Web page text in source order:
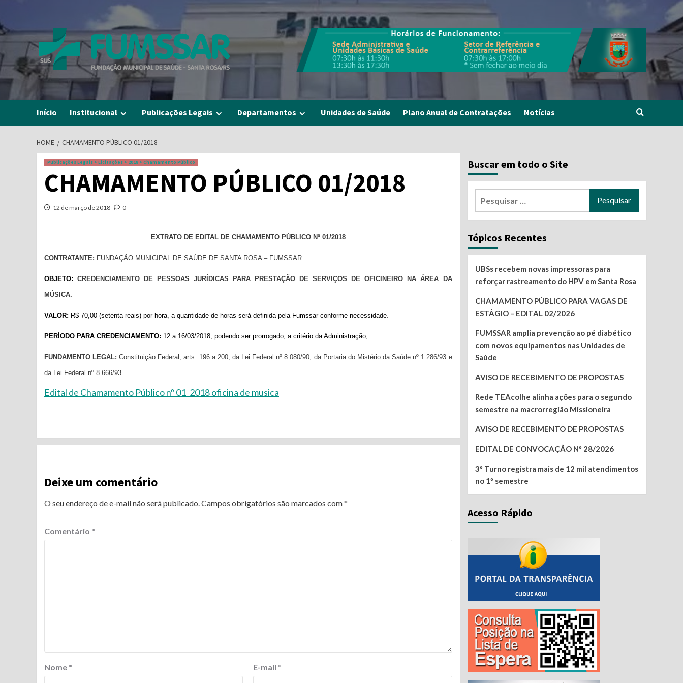
content
Início Institucional Publicações Legais Departamentos Unidades de Saúde Plano Anual de Contratações Notícias
HOME CHAMAMENTO PÚBLICO 01/2018
Publicações Legais > Licitações > 2018 > Chamamento Público
CHAMAMENTO PÚBLICO 01/2018
12 de março de 2018 0
EXTRATO DE EDITAL DE CHAMAMENTO PÚBLICO Nº 01/2018
CONTRATANTE: FUNDAÇÃO MUNICIPAL DE SAÚDE DE SANTA ROSA – FUMSSAR
OBJETO:CREDENCIAMENTO DE PESSOAS JURÍDICASPARA PRESTAÇÃO DE SERVIÇOS DE OFICINEIRO NA ÁREA DA
MÚSICA.
VALOR: R$ 70,00 (setenta reais) por hora, a quantidade de horas será definida pela Fumssar conforme necessidade
PERÍODO PARA CREDENCIAMENTO: 12 a 16/03/2018, podendo ser prorrogado, a critério da Administração;
FUNDAMENTO LEGAL:Constituição Federal, arts. 196 a 200, da Lei Federal nº 8.080/90, da Portaria do Mistério da Saúde nº 1.286/93 e
da Lei Federal nº 8.666/93
Edital de Chamamento Público nº 01_2018 oficina de musica
Reading
Deixe um comentário
O seu endereço de e-mail não será publicado. Campos obrigatórios são marcados com*
Comentário *
Nome * E-mail *
Buscar em todo o Site
Tópicos Recentes
UBSs recebem novas impressoras para
reforçar rastreamento do HPV em Santa Rosa
CHAMAMENTO PÚBLICO PARA VAGAS DE
ESTÁGIO – EDITAL 02/2026
FUMSSAR amplia prevenção ao pé diabético
com novos equipamentos nas Unidades de
Saúde
AVISO DE RECEBIMENTO DE PROPOSTAS
Rede TEAcolhe alinha ações para o segundo
semestre na macrorregião Missioneira
AVISO DE RECEBIMENTO DE PROPOSTAS
EDITAL DE CONVOCAÇÃO Nº 28/2026
3º Turno registra mais de 12 mil atendimentos
no 1º semestre
Acesso Rápido